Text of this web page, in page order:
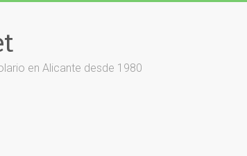
en Alicante desde 1980